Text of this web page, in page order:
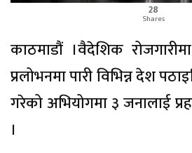
28
Shares
काठमाडौं ।वैदेशिक
प्रलोभनमा पारी विभिन्न देश
गरेको अभियोगमा ३ जनालाई
।